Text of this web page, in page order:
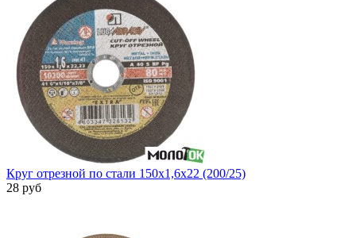
Круг отрезной по стали 150х1,6х22 (200/25)
28 руб